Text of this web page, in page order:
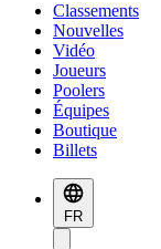
Classements
Nouvelles
Vidéo
Joueurs
Poolers
Équipes
Boutique
Billets
FR